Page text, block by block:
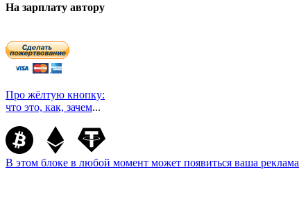
На зарплату автору
Про жёлтую кнопку:
что это, как, зачем...
В этом блоке в любой момент может появиться ваша реклама